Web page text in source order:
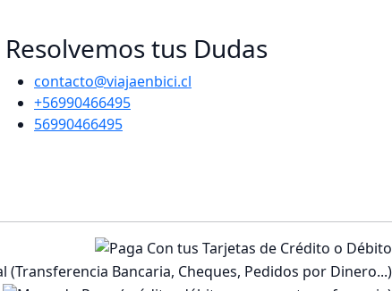
Resolvemos tus Dudas
contacto@viajaenbici.cl
+56990466495
56990466495